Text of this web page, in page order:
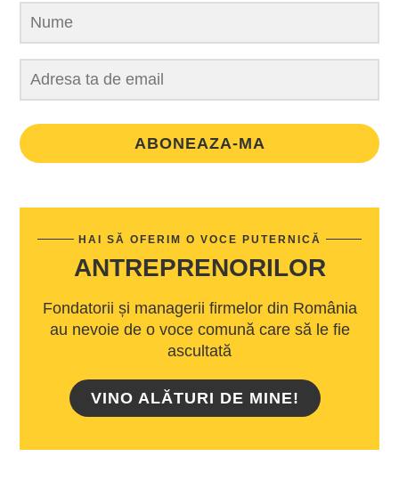
ABONEAZA-MA
HAI SĂ OFERIM O VOCE PUTERNICĂ
ANTREPRENORILOR
Fondatorii și managerii firmelor din România
au nevoie de o voce comună care să le fie
ascultată
VINO ALĂTURI DE MINE!